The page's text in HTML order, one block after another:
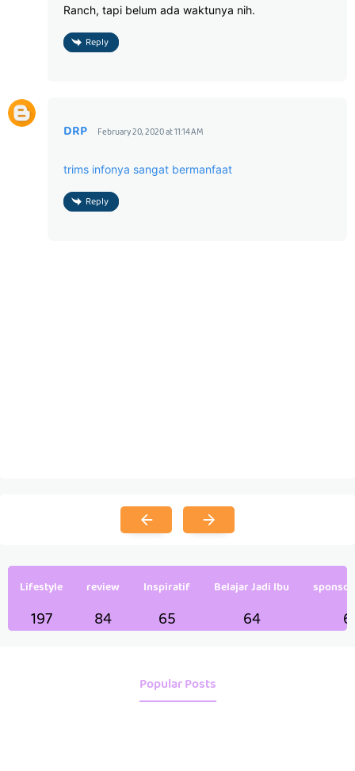
Ranch, tapi belum ada waktunya nih.
Reply
DRP February 20, 2020 at 11:14 AM
trims infonya sangat bermanfaat
Reply
Lifestyle
197
review
84
Inspiratif
65
Belajar Jadi Ibu
64
Popular Posts